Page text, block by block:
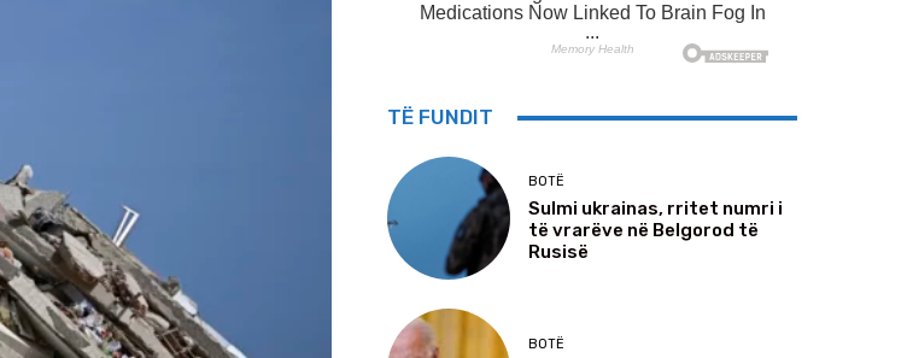
TË FUNDIT
BOTË
Sulmi ukrainas, rritet numri i
të vrarëve në Belgorod të
Rusisë
BOTË